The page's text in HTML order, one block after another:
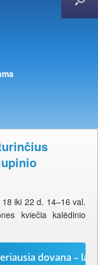
18 iki 22 d. 14–16 val.
kviečia kalėdinio
dovana –